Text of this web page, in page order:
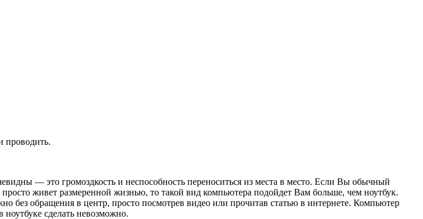
проводить.
— это громоздкость и неспособность переноситься из места в место. Если Вы обычный
живет размеренной жизнью, то такой вид компьютера подойдет Вам больше, чем ноутбук.
без обращения в центр, просто посмотрев видео или прочитав статью в интернете. Компьютер
сделать невозможно.